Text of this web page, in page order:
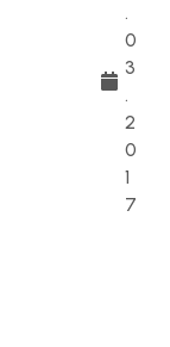
.
0
3
.
2
0
1
7